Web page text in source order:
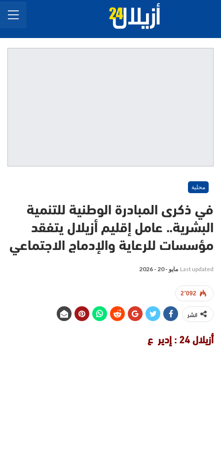
محلية
في ذكرى المبادرة الوطنية للتنمية
البشرية.. عامل إقليم أزيلال يتفقد
مؤسسات للرعاية والإدماج الاجتماعي
Last updated مايو - 20 - 2026
2٬092
انشر
أزيلال 24 : إدير ع